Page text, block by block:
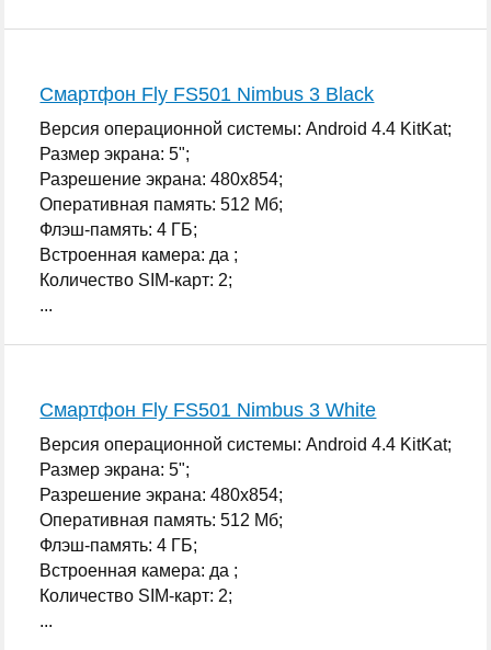
Смартфон Fly FS501 Nimbus 3 Black
Версия операционной системы: Android 4.4 KitKat;
Размер экрана: 5";
Разрешение экрана: 480x854;
Оперативная память: 512 Мб;
Флэш-память: 4 ГБ;
Встроенная камера: да ;
Количество SIM-карт: 2;
...
Смартфон Fly FS501 Nimbus 3 White
Версия операционной системы: Android 4.4 KitKat;
Размер экрана: 5";
Разрешение экрана: 480x854;
Оперативная память: 512 Мб;
Флэш-память: 4 ГБ;
Встроенная камера: да ;
Количество SIM-карт: 2;
...